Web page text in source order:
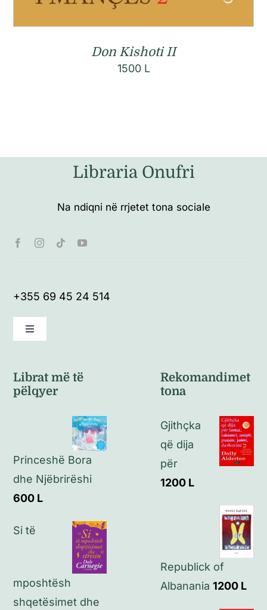
Don Kishoti II
1500 L
Libraria Onufri
Na ndiqni në rrjetet tona sociale
+355 69 45 24 514
Toggle
Politikat e kthimeve
Politikat e privatësisë
Librat më të
pëlqyer
Princeshë Bora
dhe Njëbrirëshi
600 L
Si të
mposhtësh
shqetësimet dhe
Rekomandimet
tona
Gjithçka
që dija
për
1200 L
Republick of
Albanania 1200 L